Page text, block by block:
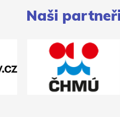
Naši partneři